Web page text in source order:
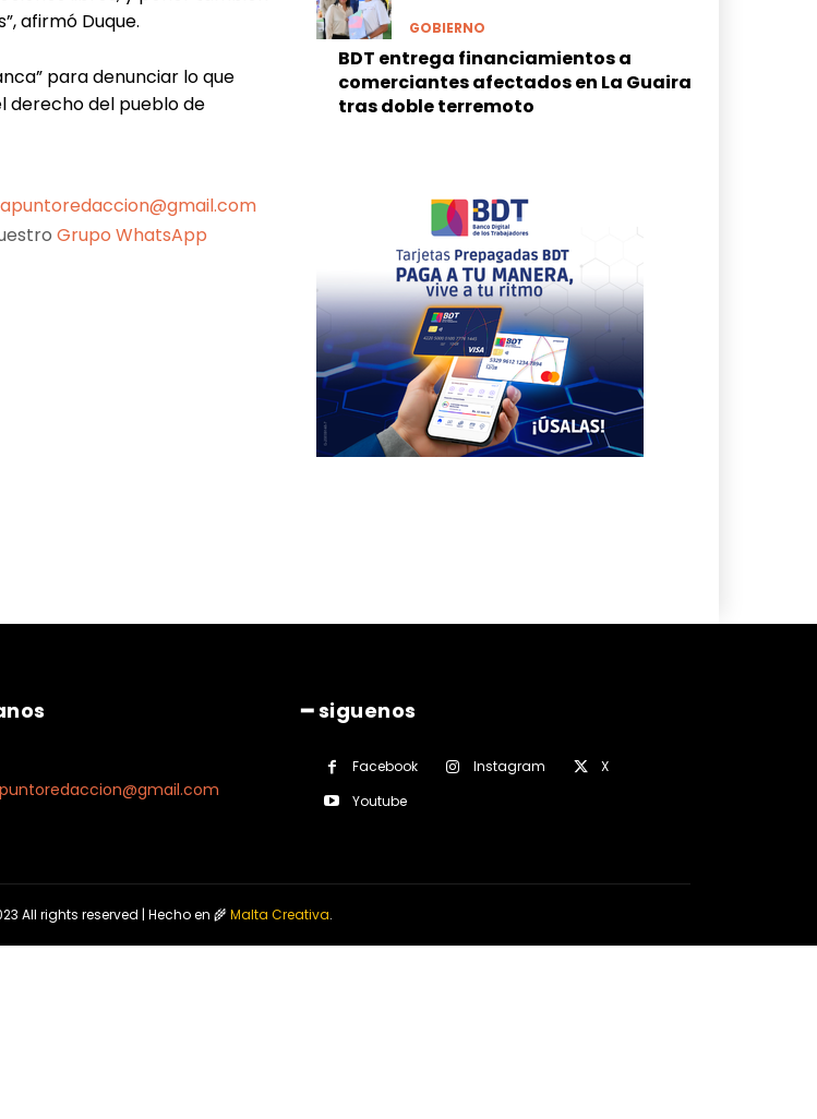
afirmó Duque.
para denunciar lo que
derecho del pueblo de
Grupo WhatsApp
GOBIERNO
BDT entrega financiamientos a
comerciantes afectados en La Guaira
tras doble terremoto
━ siguenos
Facebook Instagram
X
Youtube
All rights reserved | Hecho en 🌾Malta Creativa.